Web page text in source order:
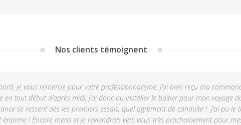
Nos clients témoignent
je vous remercie pour votre professionnalisme. J’ai bien reçu ma
en tout début d’après midi, j’ai donc pu installer le boitier pour mon voyage
se ressent dés les premiers essais, quel agrément de conduite ! J’ai pu le
énorme ! Encore merci et je reviendrais vers vous très prochainement pour